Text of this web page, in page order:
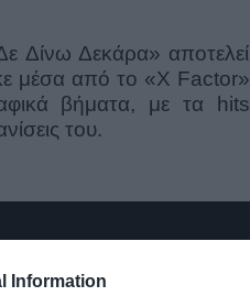
Information
Δίνω Δεκάρα» αποτελεί
μέσα από το «X Factor»
βήματα, με τα hits
του.